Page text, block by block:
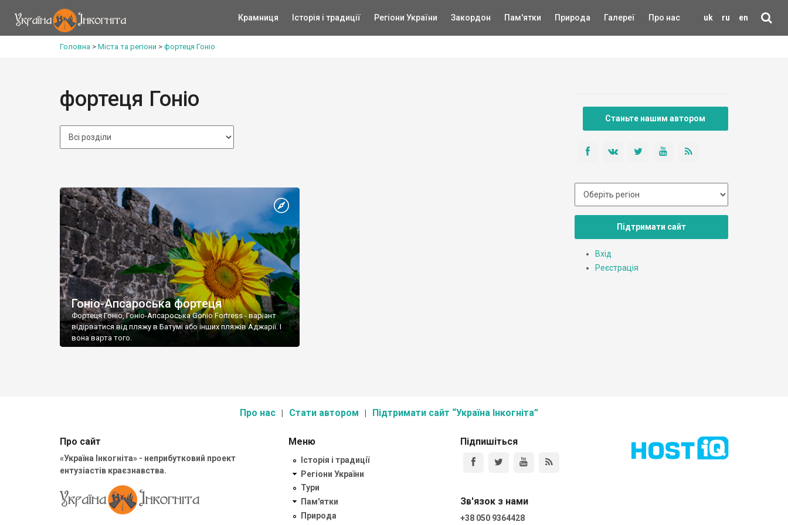
uk ru en
Крамниця Історія і традиції Регіони України Закордон Пам'ятки Природа Галереї Про нас
Головна > Міста та регіони > фортеця Гоніо
фортеця Гоніо
Гоніо-Апсароська фортеця
Фортеця Гоніо, Гоніо-Апсароська Gonio Fortress - варіант
відірватися від пляжу в Батумі або інших пляжів Аджарії. І
вона варта того.
Станьте нашим автором
Підтримати сайт
Вхід
Реєстрація
Про нас Стати автором Підтримати сайт “Україна Інкогніта”
Про сайт
«Україна Інкогніта» - неприбутковий проект
ентузіастів краєзнавства.
Меню
Історія і традиції
Регіони України
Тури
Пам'ятки
Природа
Підпишіться
Зв'язок з нами
+38 050 9364428